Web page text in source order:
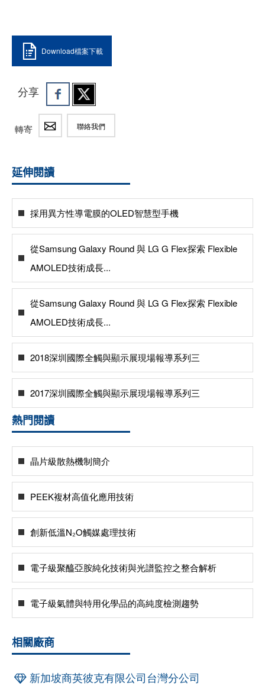
Download檔案下載
分享
轉寄 聯絡我們
延伸閱讀
採用異方性導電膜的OLED智慧型手機
從Samsung Galaxy Round 與 LG G Flex探索 Flexible
AMOLED技術成長...
從Samsung Galaxy Round 與 LG G Flex探索 Flexible
AMOLED技術成長...
2018深圳國際全觸與顯示展現場報導系列三
2017深圳國際全觸與顯示展現場報導系列三
熱門閱讀
晶片級散熱機制簡介
PEEK複材高值化應用技術
創新低溫N₂O觸媒處理技術
電子級聚醯亞胺純化技術與光譜監控之整合解析
電子級氣體與特用化學品的高純度檢測趨勢
相關廠商
新加坡商英彼克有限公司台灣分公司